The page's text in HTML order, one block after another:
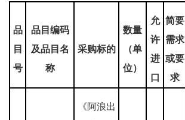
品
目
号
品目编码
及品目名
称
采购标的
数量
（单
位）
允
许
进
口
简要
需求
或要
求
《阿浪出